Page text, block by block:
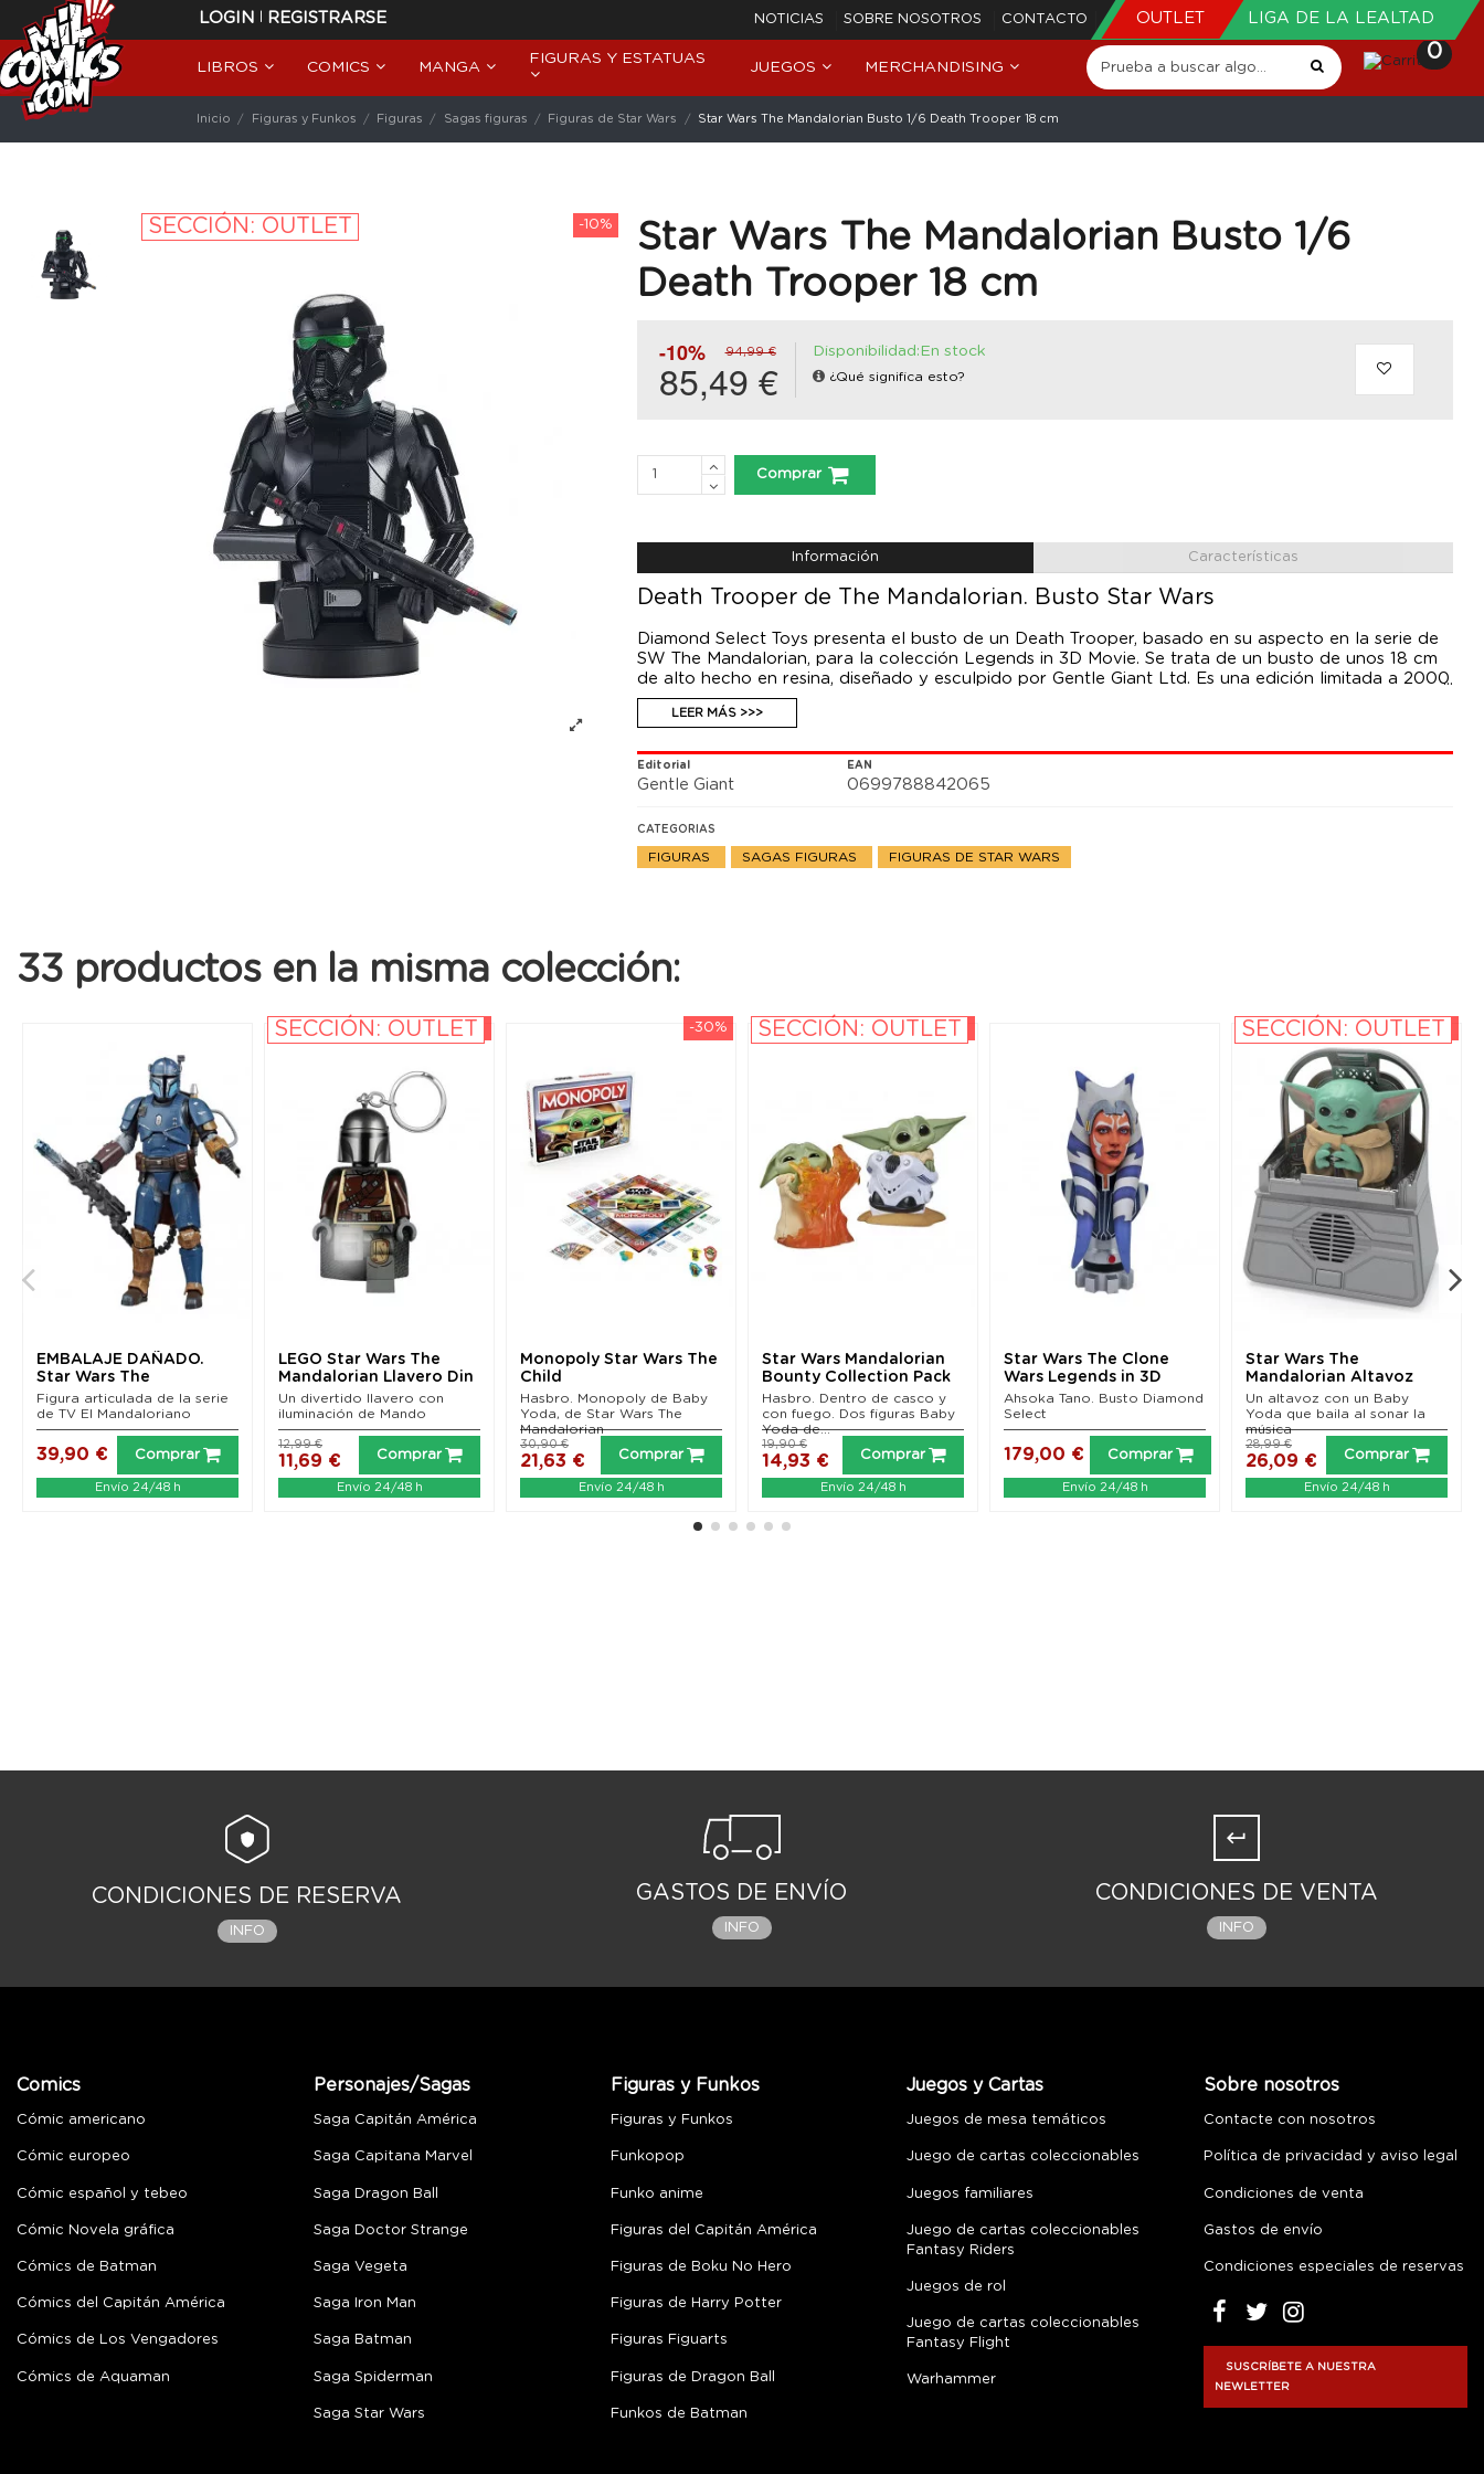
LOGIN | REGISTRARSE NOTICIAS SOBRE NOSOTROS CONTACTO OUTLET LIGA DE LA LEALTAD
LIBROS COMICS MANGA
FIGURAS Y ESTATUAS
JUEGOS MERCHANDISING
0
Inicio Figuras y Funkos Figuras Sagas figuras Figuras de Star Wars Star Wars The Mandalorian Busto 1/6 Death Trooper 18 cm
-10%
SECCIÓN: OUTLET
Star Wars The Mandalorian Busto 1/6
Death Trooper 18 cm
-10% 94,99 €
85,49 €
Disponibilidad:En stock
¿Qué significa esto?
Comprar
Información Características
Death Trooper de The Mandalorian. Busto Star Wars
Diamond Select Toys presenta el busto de un Death Trooper, basado en su aspecto en la serie de
SW The Mandalorian, para la colección Legends in 3D Movie. Se trata de un busto de unos 18 cm
de alto hecho en resina, diseñado y esculpido por Gentle Giant Ltd. Es una edición limitada a 2000
unidades numeradas manualmente, e incluye un certificado de autenticidad.
LEER MÁS >>>
Editorial
Gentle Giant
EAN
0699788842065
CATEGORIAS
FIGURAS SAGAS FIGURAS FIGURAS DE STAR WARS
33 productos en la misma colección:
EMBALAJE DAÑADO.
Star Wars The
Mandalorian Black
Series...
Figura articulada de la serie
de TV El Mandaloriano
39,90 € Comprar
Envío 24/48 h
-10%
SECCIÓN: OUTLET
LEGO Star Wars The
Mandalorian Llavero Din
Djarin 6 cm
Un divertido llavero con
iluminación de Mando
11,69 €
12,99 €
Comprar
Envío 24/48 h
-30%
Monopoly Star Wars The
Child
Hasbro. Monopoly de Baby
Yoda, de Star Wars The
Mandalorian
21,63 €
30,90 €
Comprar
Envío 24/48 h
-25%
SECCIÓN: OUTLET
Star Wars Mandalorian
Bounty Collection Pack
de 2 Figuras The...
Hasbro. Dentro de casco y
con fuego. Dos figuras Baby
Yoda de...
14,93 €
19,90 €
Comprar
Envío 24/48 h
Star Wars The Clone
Wars Legends in 3D
Busto 1/2 Ahsoka Tano...
Ahsoka Tano. Busto Diamond
Select
179,00 € Comprar
Envío 24/48 h
-10%
SECCIÓN: OUTLET
Star Wars The
Mandalorian Altavoz
The Child Dancing 24 cm
Un altavoz con un Baby
Yoda que baila al sonar la
música
26,09 €
28,99 €
Comprar
Envío 24/48 h
CONDICIONES DE RESERVA
INFO
GASTOS DE ENVÍO
INFO
CONDICIONES DE VENTA
INFO
Comics
Cómic americano
Cómic europeo
Cómic español y tebeo
Cómic Novela gráfica
Cómics de Batman
Cómics del Capitán América
Cómics de Los Vengadores
Cómics de Aquaman
Personajes/Sagas
Saga Capitán América
Saga Capitana Marvel
Saga Dragon Ball
Saga Doctor Strange
Saga Vegeta
Saga Iron Man
Saga Batman
Saga Spiderman
Saga Star Wars
Figuras y Funkos
Figuras y Funkos
Funkopop
Funko anime
Figuras del Capitán América
Figuras de Boku No Hero
Figuras de Harry Potter
Figuras Figuarts
Figuras de Dragon Ball
Funkos de Batman
Juegos y Cartas
Juegos de mesa temáticos
Juego de cartas coleccionables
Juegos familiares
Juego de cartas coleccionables
Fantasy Riders
Juegos de rol
Juego de cartas coleccionables
Fantasy Flight
Warhammer
Sobre nosotros
Contacte con nosotros
Política de privacidad y aviso legal
Condiciones de venta
Gastos de envío
Condiciones especiales de reservas
SUSCRÍBETE A NUESTRA
NEWLETTER